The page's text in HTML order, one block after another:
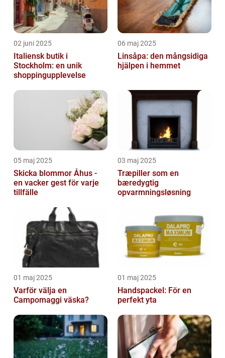
02 juni 2025
Italiensk butik i
Stockholm: en unik
shoppingupplevelse
06 maj 2025
Linsåpa: den mångsidiga
hjälpen i hemmet
05 maj 2025
Skicka blommor Åhus -
en vacker gest för varje
tillfälle
03 maj 2025
Træpiller som en
bæredygtig
opvarmningsløsning
01 maj 2025
Varför välja en
Campomaggi väska?
01 maj 2025
Handspackel: För en
perfekt yta